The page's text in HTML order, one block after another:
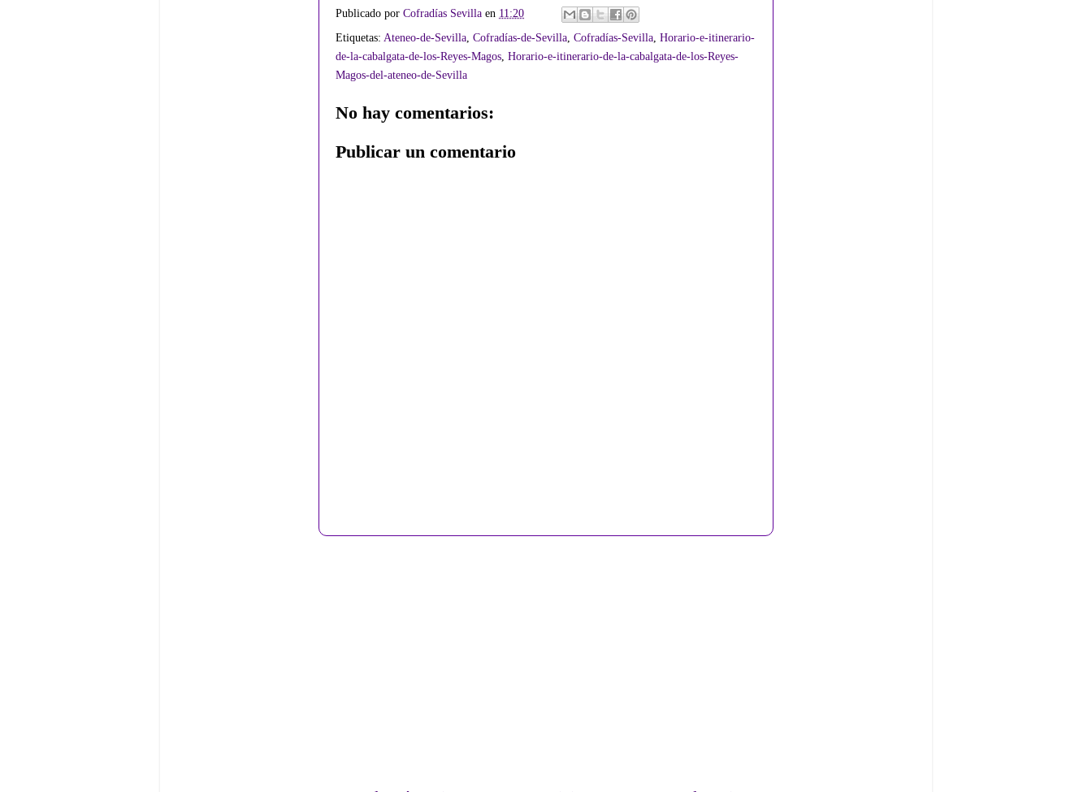
Publicado por Cofradías Sevilla en 11:20
Etiquetas: Ateneo-de-Sevilla Cofradías-de-Sevilla Cofradías-Sevilla Horario-e-itinerario-
de-la-cabalgata-de-los-Reyes-Magos Horario-e-itinerario-de-la-cabalgata-de-los-Reyes-
Magos-del-ateneo-de-Sevilla
No hay comentarios:
Publicar un comentario